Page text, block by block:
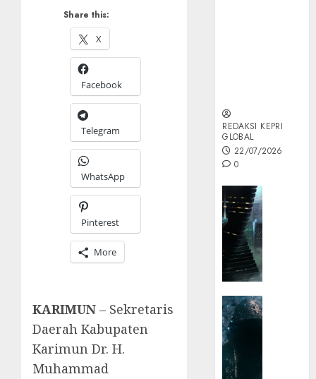
Share this:
X
Facebook
Telegram
WhatsApp
Pinterest
More
KARIMUN – Sekretaris
Daerah Kabupaten
Karimun Dr. H.
Muhammad
REDAKSI KEPRI
GLOBAL
22/07/2026
0